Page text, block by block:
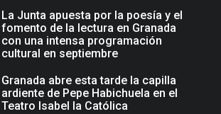
La Junta apuesta por la poesía y el
fomento de la lectura en Granada
con una intensa programación
cultural en septiembre
Granada abre esta tarde la capilla
ardiente de Pepe Habichuela en el
Teatro Isabel la Católica